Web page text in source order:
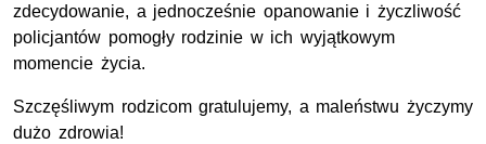
zdecydowanie, a jednocześnie opanowanie i życzliwość
policjantów pomogły rodzinie w ich wyjątkowym
momencie życia.
Szczęśliwym rodzicom gratulujemy, a maleństwu życzymy
dużo zdrowia!